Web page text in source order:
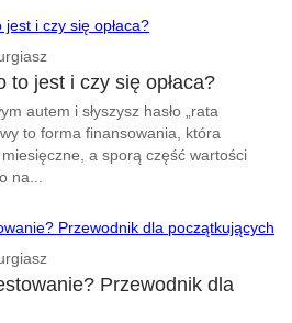
to jest i czy się opłaca?
autem i słyszysz hasło „rata
to forma finansowania, która
a sporą część wartości
na...
Przewodnik dla